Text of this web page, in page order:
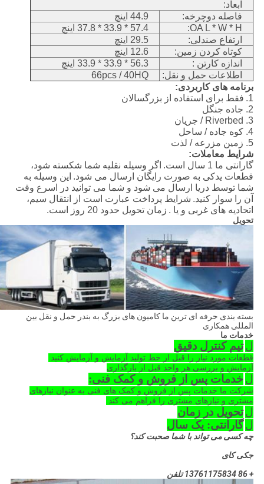
ابعاد:
فاصله دوچرخه:
44.9 اینچ
OA L * W * H:
57.4 * 33.9 * 37.8 اینچ
ارتفاع صندلی:
29.5 اینچ
کوتاه کردن زمین:
12.6 اینچ
اندازه کارتن :
56.3 * 33.9 * 33.9 اینچ
اطلاعات حمل و نقل:
66pcs / 40HQ
برنامه های کاربردی:
1. فقط برای استفاده از بزرگسالان
2. جاده جنگل
3. Riverbed / جریان
4. کوه جاده / ساحل
5. زمین مزرعه / لذت
شرایط معاملات:
گارانتی ما 1 سال است.
اگر وسیله نقلیه شما شکسته شود،
قطعات یدکی به صورت رایگان ارسال می شود. این وسیله به
شما توسط دریا ارسال می شود و شما می توانید در اسرع وقت
آن را سوار کنید. شرایط پرداخت عبارت است از انتقال سیم،
اتحادیه های غربی و یا . زمان تحویل حدود 20 روز است.
تحویل
بسته بندی حرفه ای ترین ما کامیون های بزرگ به بندر حمل و نقل بین
المللی همکاری
خدمات ما
لتیم کنترل دقیق
قطعات مورد نیاز را قبل از خط تولید آزمایش و آزمایش کنید.
آزمایش و بررسی هر واحد قبل از بارگذاری
ل خدمات پس از فروش و کمک فنی:
شرکت ما خدمات پس از فروش و کمک های فنی به عنوان نیازهای
مشتری و نیازهای مشتری را فراهم می کند.
لتحویل در زمان
لگارانتی: یک سال
چه کسی می تواند با شما صحبت کند؟
جکی کای
+ 86 13761175834 تلفن